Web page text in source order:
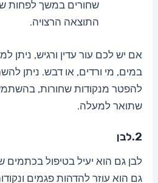
שחורים במשך לפחות
התוצאה הרצויה.
אם יש לכם עור עדין ורגיש, ניתן
במים, מי ורדים, או דבש. ניתן
להפטר מנקודות שחורות,
שתואר למעלה.
2.לבן
לבן גם הוא יעיל בטיפול בכתמים
גם הוא עוזר להדהות פגמים